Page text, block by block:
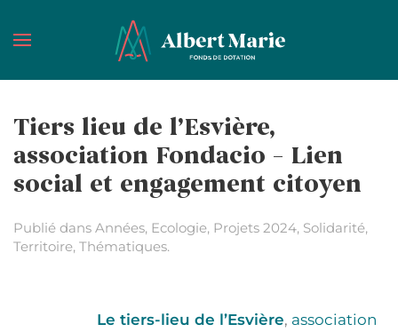
Passer au contenu principal
Tiers lieu de l’Esvière,
association Fondacio – Lien
social et engagement citoyen
Publié dans Années, Ecologie, Projets 2024, Solidarité,
Territoire, Thématiques.
Le tiers-lieu de l’Esvière, association